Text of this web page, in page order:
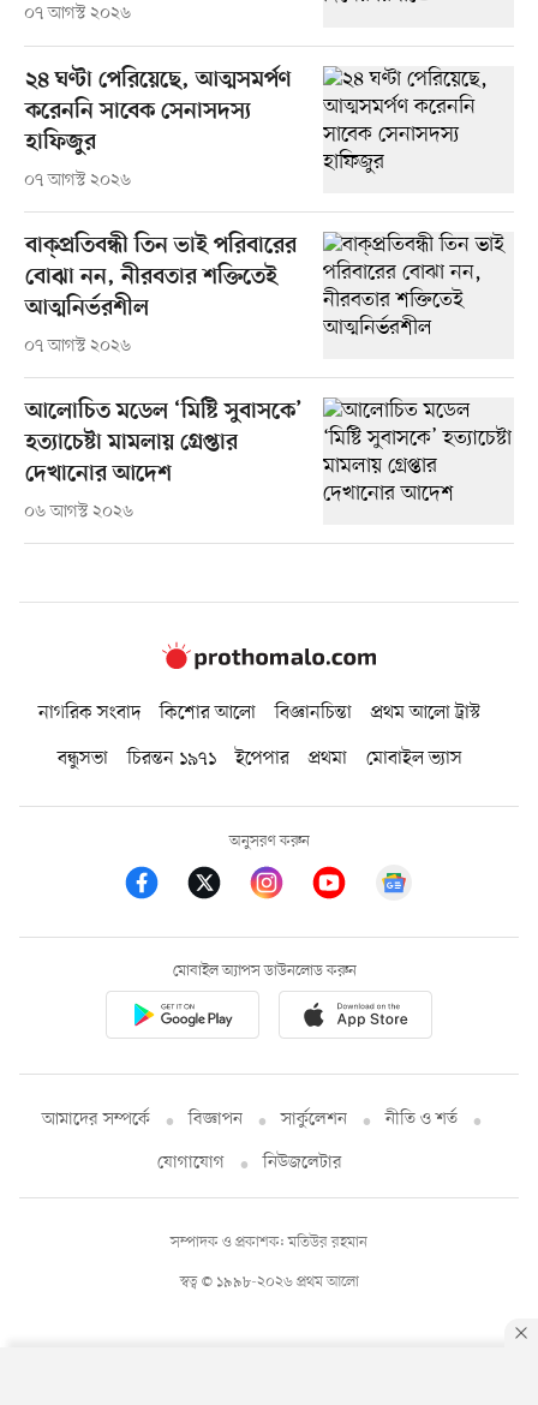
০৭ আগস্ট ২০২৬
২৪ ঘণ্টা পেরিয়েছে, আত্মসমর্পণ
করেননি সাবেক সেনাসদস্য
হাফিজুর
০৭ আগস্ট ২০২৬
বাক্প্রতিবন্ধী তিন ভাই পরিবারের
বোঝা নন, নীরবতার শক্তিতেই
আত্মনির্ভরশীল
০৭ আগস্ট ২০২৬
আলোচিত মডেল ‘মিষ্টি সুবাসকে’
হত্যাচেষ্টা মামলায় গ্রেপ্তার
দেখানোর আদেশ
০৬ আগস্ট ২০২৬
নাগরিক সংবাদ কিশোর আলো বিজ্ঞানচিন্তা
প্রথম আলো ট্রাস্ট
বন্ধুসভা
চিরন্তন ১৯৭১ ইপেপার প্রথমা মোবাইল ভ্যাস
অনুসরণ করুন
মোবাইল অ্যাপস ডাউনলোড করুন
আমাদের সম্পর্কে বিজ্ঞাপন সার্কুলেশন
নীতি ও শর্ত
যোগাযোগ
নিউজলেটার
স্বত্ব © ১৯৯৮-২০২৬ প্রথম আলো
সম্পাদক ও প্রকাশক: মতিউর রহমান